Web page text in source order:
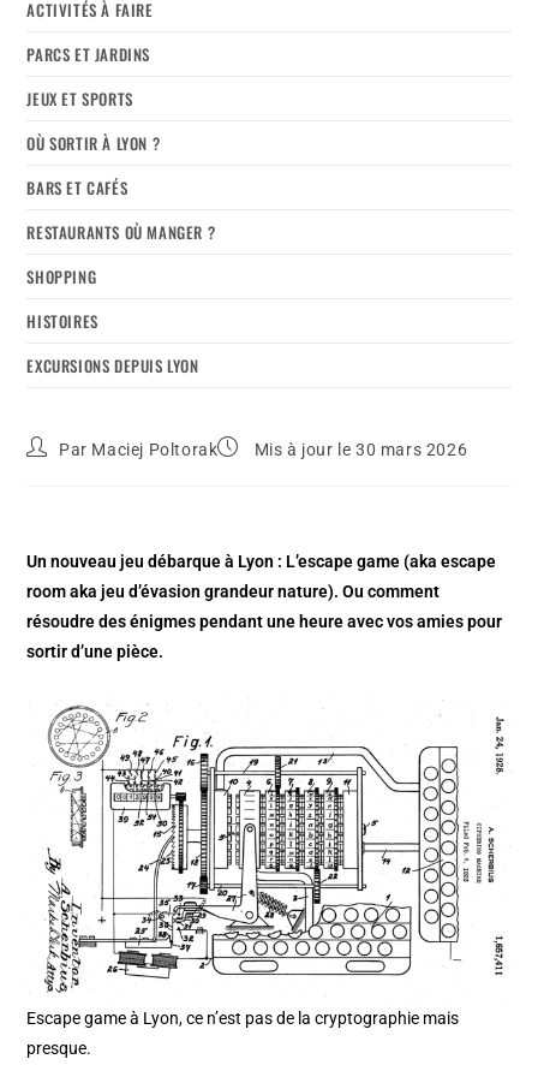
ACTIVITÉS À FAIRE
PARCS ET JARDINS
JEUX ET SPORTS
OÙ SORTIR À LYON ?
BARS ET CAFÉS
RESTAURANTS OÙ MANGER ?
SHOPPING
HISTOIRES
EXCURSIONS DEPUIS LYON
Par Maciej Poltorak Mis à jour le 30 mars 2026
Un nouveau jeu débarque à Lyon : L’escape game (aka escape
room aka jeu d’évasion grandeur nature). Ou comment
résoudre des énigmes pendant une heure avec vos amies pour
sortir d’une pièce.
Escape game à Lyon, ce n’est pas de la cryptographie mais
presque.